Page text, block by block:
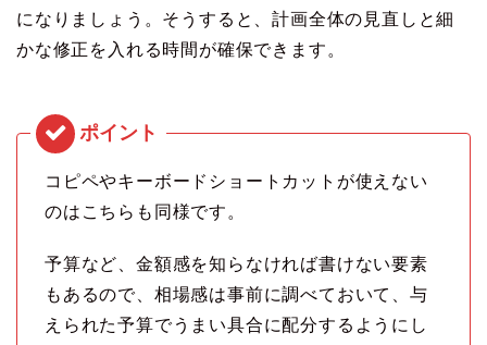
になりましょう。そうすると、計画全体の見直しと細
かな修正を入れる時間が確保できます。
コピペやキーボードショートカットが使えない
のはこちらも同様です。
予算など、金額感を知らなければ書けない要素
もあるので、相場感は事前に調べておいて、与
えられた予算でうまい具合に配分するようにし